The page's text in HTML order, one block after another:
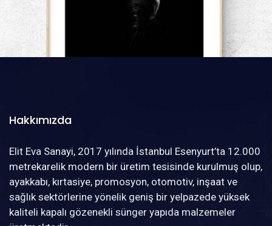
Hakkımızda
Elit Eva Sanayi, 2017 yılında İstanbul Esenyurt’ta 12.000
metrekarelik modern bir üretim tesisinde kurulmuş olup,
ayakkabı, kırtasiye, promosyon, otomotiv, inşaat ve
sağlık sektörlerine yönelik geniş bir yelpazede yüksek
kaliteli kapalı gözenekli sünger yapıda malzemeler